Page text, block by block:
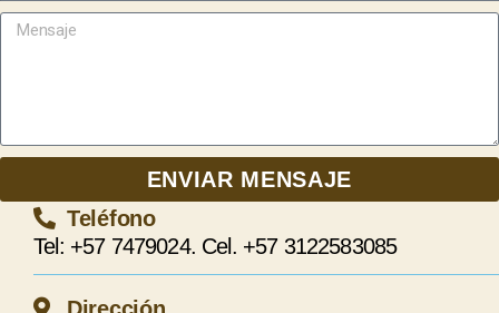
ENVIAR MENSAJE
Teléfono
Tel: +57 7479024. Cel. +57 3122583085